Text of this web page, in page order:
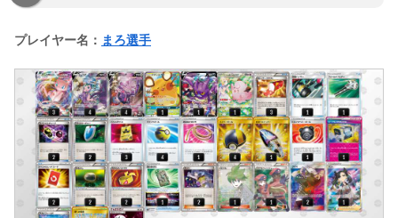
プレイヤー名： まろ選手